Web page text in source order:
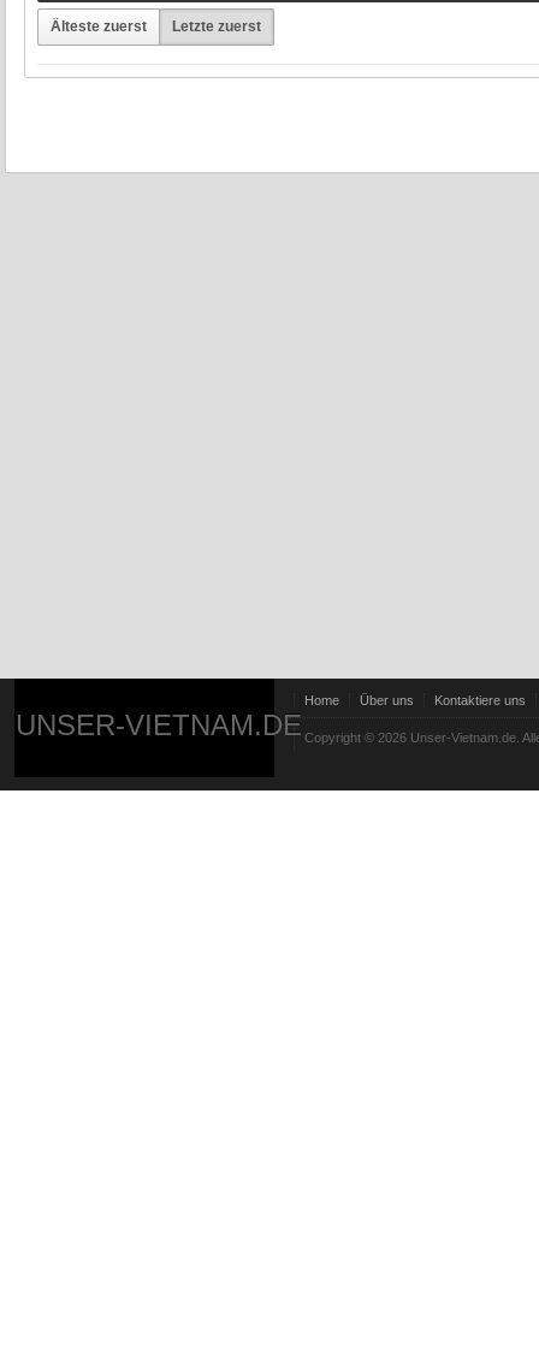
Älteste zuerst Letzte zuerst
UNSER-VIETNAM.DE
Home Über uns Kontaktiere uns
Copyright © 2026 Unser-Vietnam.de.